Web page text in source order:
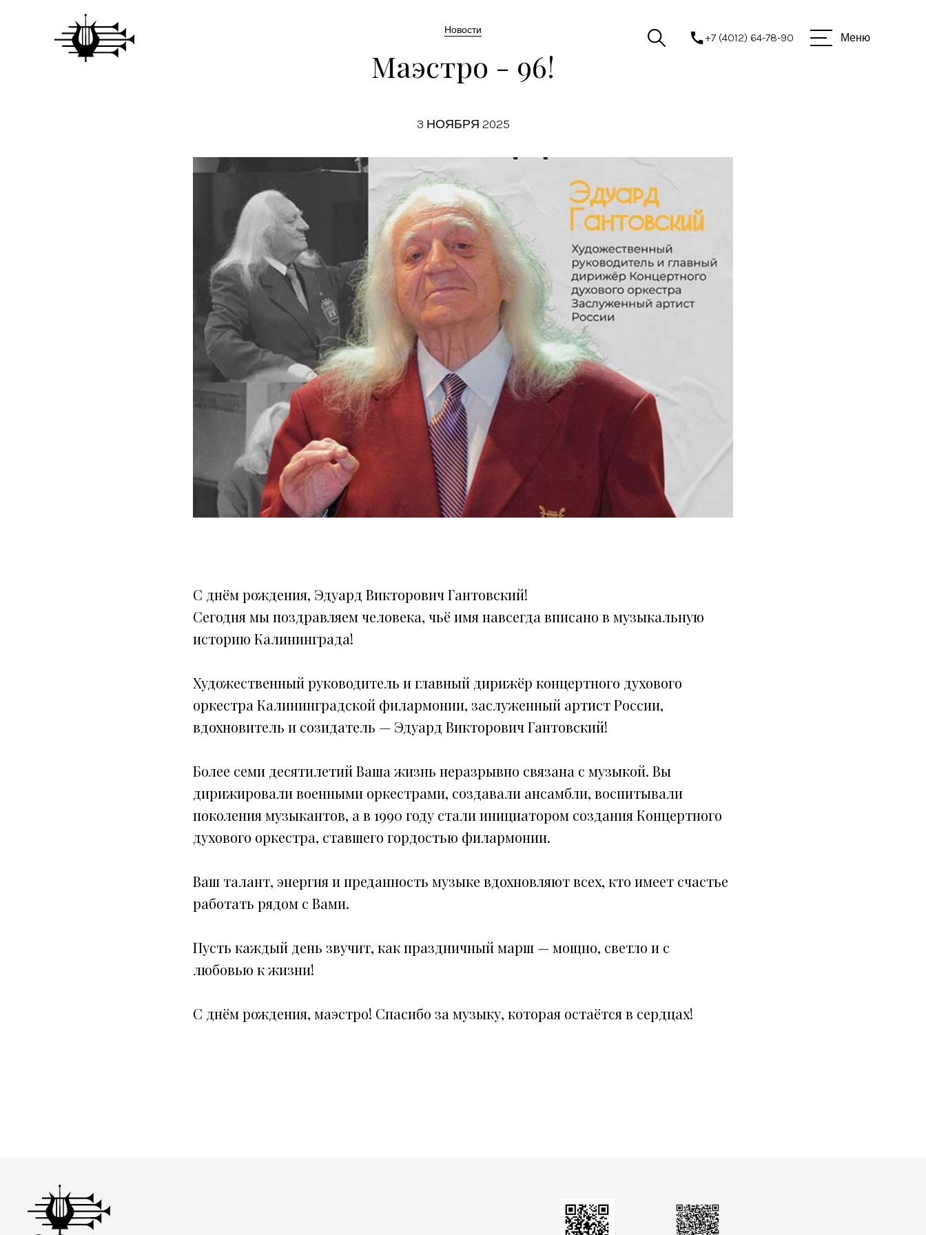
+7 (4012) 64-78-90 Меню
Новости
Маэстро - 96!
3 НОЯБРЯ 2025
С днём рождения, Эдуард Викторович Гантовский!
Сегодня мы поздравляем человека, чьё имя навсегда вписано в музыкальную
историю Калининграда!
Художественный руководитель и главный дирижёр концертного духового
оркестра Калининградской филармонии, заслуженный артист России,
вдохновитель и созидатель — Эдуард Викторович Гантовский!
Более семи десятилетий Ваша жизнь неразрывно связана с музыкой. Вы
дирижировали военными оркестрами, создавали ансамбли, воспитывали
поколения музыкантов, а в 1990 году стали инициатором создания Концертного
духового оркестра, ставшего гордостью филармонии.
Ваш талант, энергия и преданность музыке вдохновляют всех, кто имеет счастье
работать рядом с Вами.
Пусть каждый день звучит, как праздничный марш — мощно, светло и с
любовью к жизни!
С днём рождения, маэстро! Спасибо за музыку, которая остаётся в сердцах!